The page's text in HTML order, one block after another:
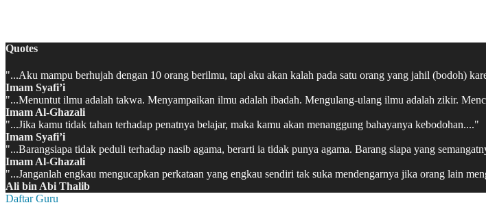
Quotes
"...Aku mampu berhujah dengan 10 orang berilmu, tapi aku akan kalah pada satu orang yang jahil (bodoh)
Imam Syafi’i
"...Menuntut ilmu adalah takwa. Menyampaikan ilmu adalah ibadah. Mengulang-ulang ilmu adalah zikir.
Imam Al-Ghazali
"...Jika kamu tidak tahan terhadap penatnya belajar, maka kamu akan menanggung bahayanya kebodohan...."
Imam Syafi’i
"...Barangsiapa tidak peduli terhadap nasib agama, berarti ia tidak punya agama. Barang siapa yang
Imam Al-Ghazali
"...Janganlah engkau mengucapkan perkataan yang engkau sendiri tak suka mendengarnya jika orang lain
Ali bin Abi Thalib
Daftar Guru